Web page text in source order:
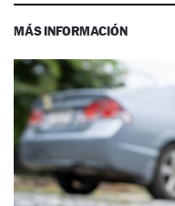
MÁS INFORMACIÓN